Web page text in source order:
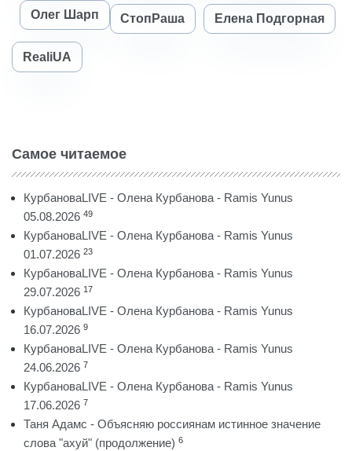
Олег Шарп СтопРаша Елена Подгорная
RealiUA
Самое читаемое
КурбановаLIVE - Олена Курбанова - Ramis Yunus
05.08.2026 49
КурбановаLIVE - Олена Курбанова - Ramis Yunus
01.07.2026 23
КурбановаLIVE - Олена Курбанова - Ramis Yunus
29.07.2026 17
КурбановаLIVE - Олена Курбанова - Ramis Yunus
16.07.2026 9
КурбановаLIVE - Олена Курбанова - Ramis Yunus
24.06.2026 7
КурбановаLIVE - Олена Курбанова - Ramis Yunus
17.06.2026 7
Таня Адамс - Объясняю россиянам истинное значение
слова "ахуй" (продолжение) 6